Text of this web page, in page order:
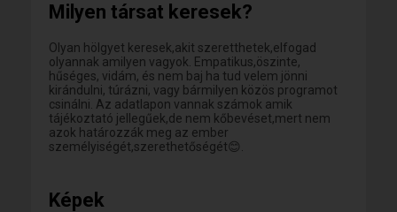
Milyen társat keresek?
Olyan hölgyet keresek,akit szeretthetek,elfogad
olyannak amilyen vagyok. Empatikus,öszinte,
hűséges, vidám, és nem baj ha tud velem jönni
kirándulni, túrázni, vagy bármilyen közös programot
csinálni. Az adatlapon vannak számok amik
tájékoztató jellegűek,de nem kőbevéset,mert nem
azok határozzák meg az ember
személyiségét,szerethetőségét😊.
Képek